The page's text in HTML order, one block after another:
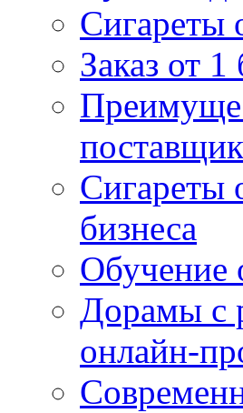
Сигареты
Заказ от
Сигареты
бизнеса
Обучение
Дорамы с
онлайн-